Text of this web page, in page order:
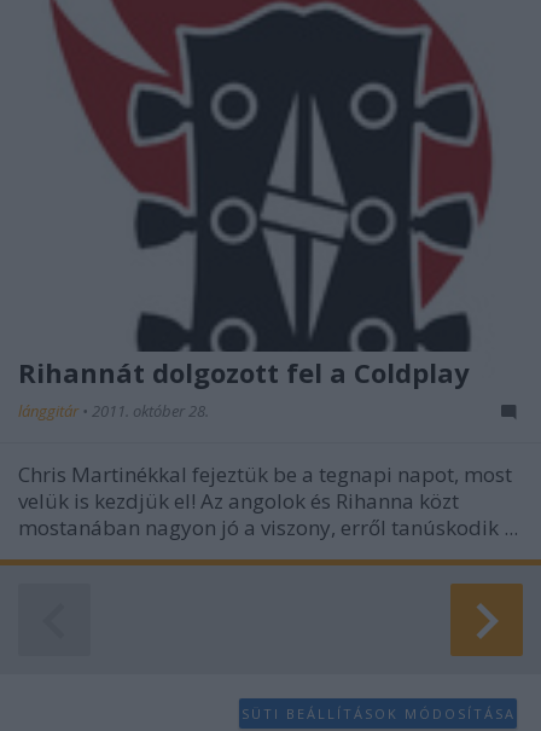
Rihannát dolgozott fel a Coldplay
lánggitár • 2011. október 28.
Chris Martinékkal fejeztük be a tegnapi napot, most
velük is kezdjük el! Az angolok és Rihanna közt
mostanában nagyon jó a viszony, erről tanúskodik ...
SÜTI BEÁLLÍTÁSOK MÓDOSÍTÁSA